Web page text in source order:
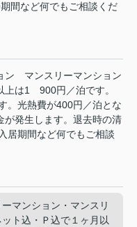
間など何でもご相談くだ
ン
マンスリーマンション
上は1
900円／泊です。
。光熱費が400円／泊とな
が発生します。退去時の清
居期間など何でもご相談
マンション・マンスリ
ト込・Ｐ込で１ヶ月以